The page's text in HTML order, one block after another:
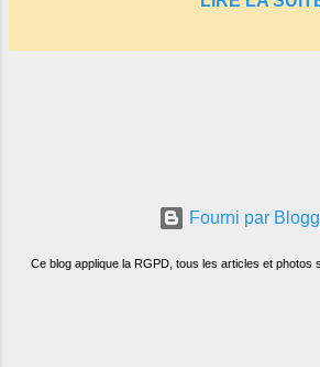
commune de Servant
fritures, ses truites,
Fourni par
Ce blog applique la RGPD, tous les articles et photos